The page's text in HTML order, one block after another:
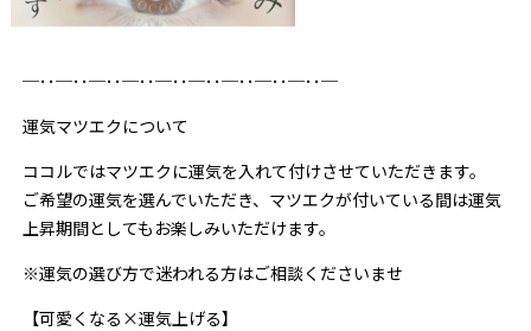
─･･─･･─･･─･･─･･─･･─･･─･･─･･─
運気マツエクについて
ココルではマツエクに運気を入れて付けさせていただきます。
ご希望の運気を選んでいただき、マツエクが付いている間は運気
上昇期間としてもお楽しみいただけます。
※運気の選び方で迷われる方はご相談くださいませ
【可愛くなる×運気上げる】